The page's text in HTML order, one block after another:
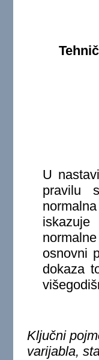
U
pravilu
osnovni
dokaza
Ključni
varijabla,